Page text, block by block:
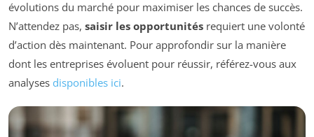
évolutions du marché pour maximiser les chances de succès.
N’attendez pas, saisir les opportunités requiert une volonté
d’action dès maintenant. Pour approfondir sur la manière
dont les entreprises évoluent pour réussir, référez-vous aux
analyses disponibles ici.